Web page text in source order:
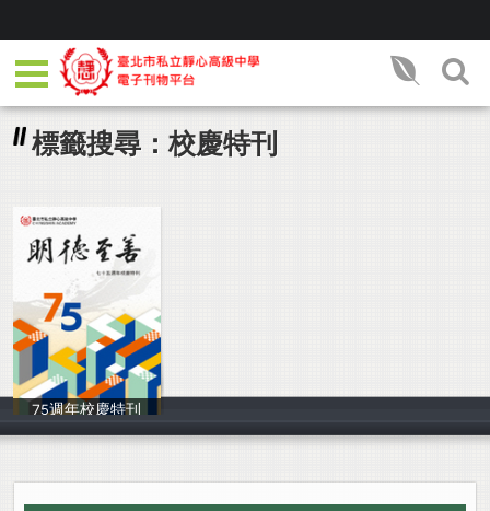
標籤搜尋：校慶特刊
75週年校慶特刊
校慶籌備小組